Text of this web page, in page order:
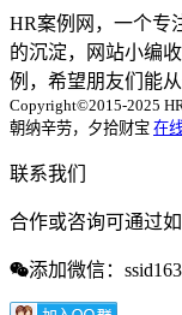
HR案例网，一个专
的沉淀，网站小编
例，希望朋友们能
Copyright©2015-2025
朝纳辛劳，夕拾财宝 在
联系我们
合作或咨询可通过如
添加微信：